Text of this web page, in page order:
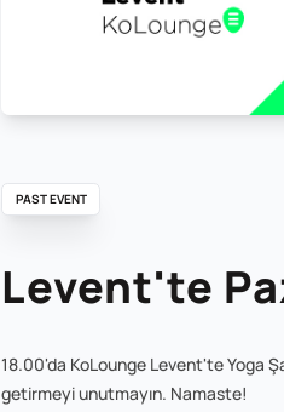
PAST EVENT
Levent'te
18.00'da KoLounge Levent'te Yoga
getirmeyi unutmayın. Namaste!